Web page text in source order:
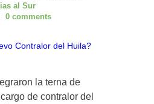
al Sur
0 comments
la terna de
de contralor del